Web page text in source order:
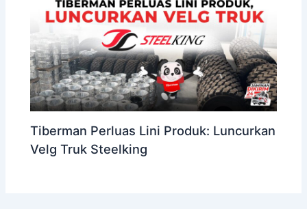
Tiberman Perluas Lini Produk: Luncurkan
Velg Truk Steelking